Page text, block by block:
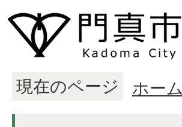
現在のページ ホーム